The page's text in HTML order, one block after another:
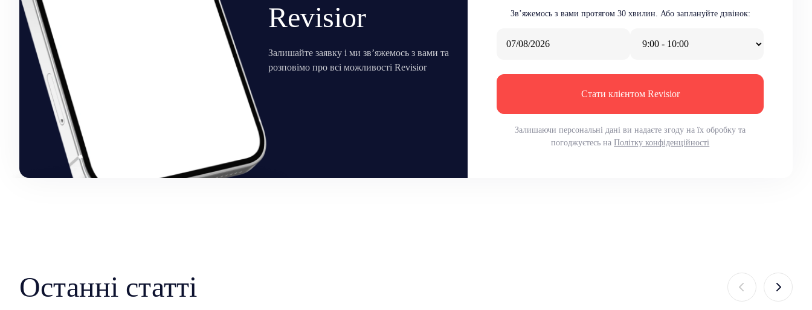
Revisior
Залишайте заявку і ми зв’яжемось з вами та
розповімо про всі можливості Revisior
Зв’яжемось з вами протягом 30 хвилин. Або заплануйте дзвінок:
Стати клієнтом Revisior
Залишаючи персональні дані ви надаєте згоду на їх обробку та
погоджуєтесь наПолітку конфіденційності
Останні статті